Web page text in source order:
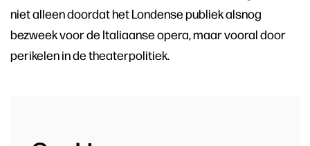
niet alleen doordat het Londense publiek alsnog
bezweek voor de Italiaanse opera, maar vooral door
perikelen in de theaterpolitiek.